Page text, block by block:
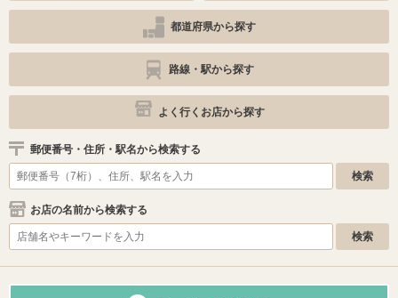
都道府県から探す
路線・駅から探す
よく行くお店から探す
郵便番号・住所・駅名から検索する
お店の名前から検索する